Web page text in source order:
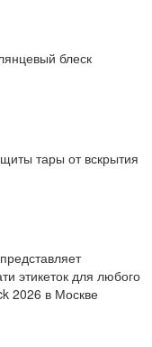
блеск
тары от вскрытия
этикеток для любого
2026 в Москве